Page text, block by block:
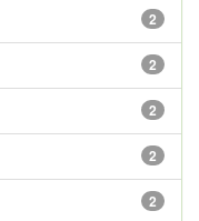
2
2
2
2
2